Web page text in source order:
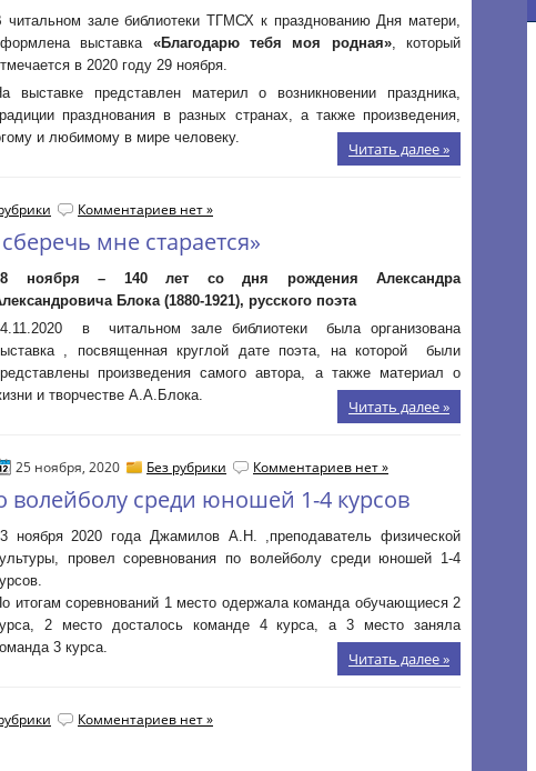
читальном зале библиотеки ТГМСХ к празднованию Дня матери,
выставка «Благодарю тебя моя родная», который
в 2020 году 29 ноября.
выставке представлен материл о возникновении праздника,
празднования в разных странах, а также произведения,
и любимому в мире человеку.
Читать далее »
Комментариев нет »
мне старается»
ноября – 140 лет со дня рождения Александра
Блока (1880-1921), русского поэта
в читальном зале библиотеки была организована
, посвященная круглой дате поэта, на которой были
произведения самого автора, а также материал о
и творчестве А.А.Блока.
Читать далее »
25 ноября, 2020 Без рубрики Комментариев нет »
волейболу среди юношей 1-4 курсов
ноября 2020 года Джамилов А.Н. ,преподаватель физической
провел соревнования по волейболу среди юношей 1-4
итогам соревнований 1 место одержала команда обучающиеся 2
2 место досталось команде 4 курса, а 3 место заняла
3 курса.
Читать далее »
Комментариев нет »